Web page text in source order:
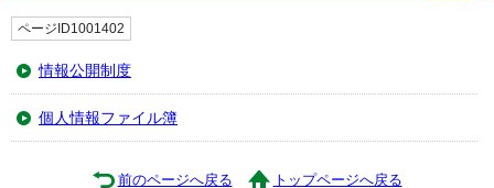
ページID1001402
情報公開制度
個人情報ファイル簿
前のページへ戻る トップページへ戻る